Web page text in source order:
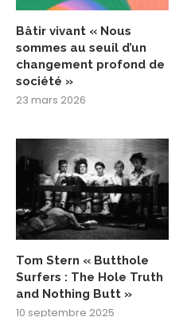
Bâtir vivant « Nous
sommes au seuil d’un
changement profond de
société »
23 mars 2026
Tom Stern « Butthole
Surfers : The Hole Truth
and Nothing Butt »
10 septembre 2025